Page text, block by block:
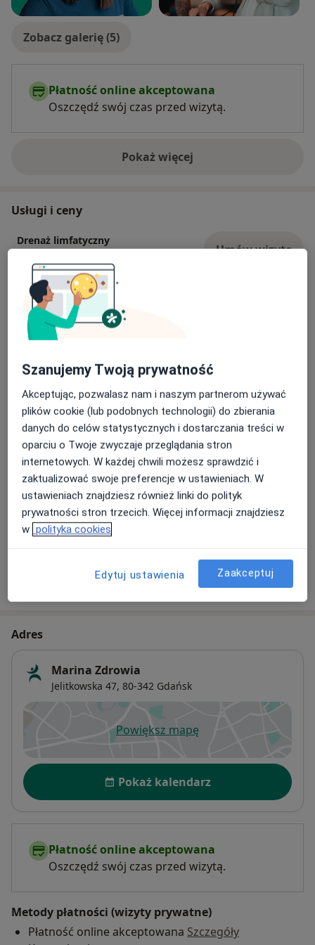
Zobacz galerię (5)
Płatność online akceptowana
Oszczędź swój czas przed wizytą.
Pokaż więcejo doświadczeniu
Usługi i ceny
Drenaż limfatyczny
Umów wizytę
Fizjoterapia (kolejna wizyta)
220 zł Szczegóły
manualna
270 zł Szczegóły
INDIBA terapia
150 zł Szczegóły Umów wizytę
Terapia manualna
220 zł Szczegóły Umów wizytę
+ 5 usług
W jaki sposób ustalane są ceny?
Adres
Marina Zdrowia
Jelitkowska 47, 80-342 Gdańsk
Powiększ mapęotwiera się w nowej karcie
Dostępność
Pokaż kalendarz
Płatność online akceptowana
Oszczędź swój czas przed wizytą.
Metody płatności (wizyty prywatne)
Płatność online akceptowana Szczegóły
Szanujemy Twoją prywatność
Akceptując, pozwalasz nam i naszym partnerom używać
plików cookie (lub podobnych technologii) do zbierania
danych do celów statystycznych i dostarczania treści w
oparciu o Twoje zwyczaje przeglądania stron
internetowych. W każdej chwili możesz sprawdzić i
zaktualizować swoje preferencje w ustawieniach. W
ustawieniach znajdziesz również linki do polityk
prywatności stron trzecich. Więcej informacji znajdziesz
w polityka cookies
Edytuj ustawienia Zaakceptuj